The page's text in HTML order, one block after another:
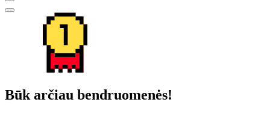
Būk arčiau bendruomenės!